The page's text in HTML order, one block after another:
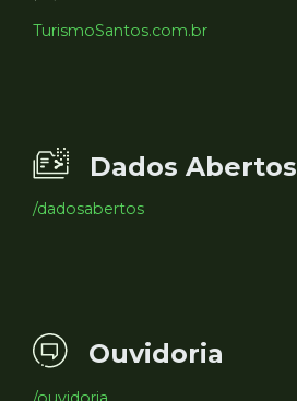
TurismoSantos.com.br
Dados Abertos
/dadosabertos
Ouvidoria